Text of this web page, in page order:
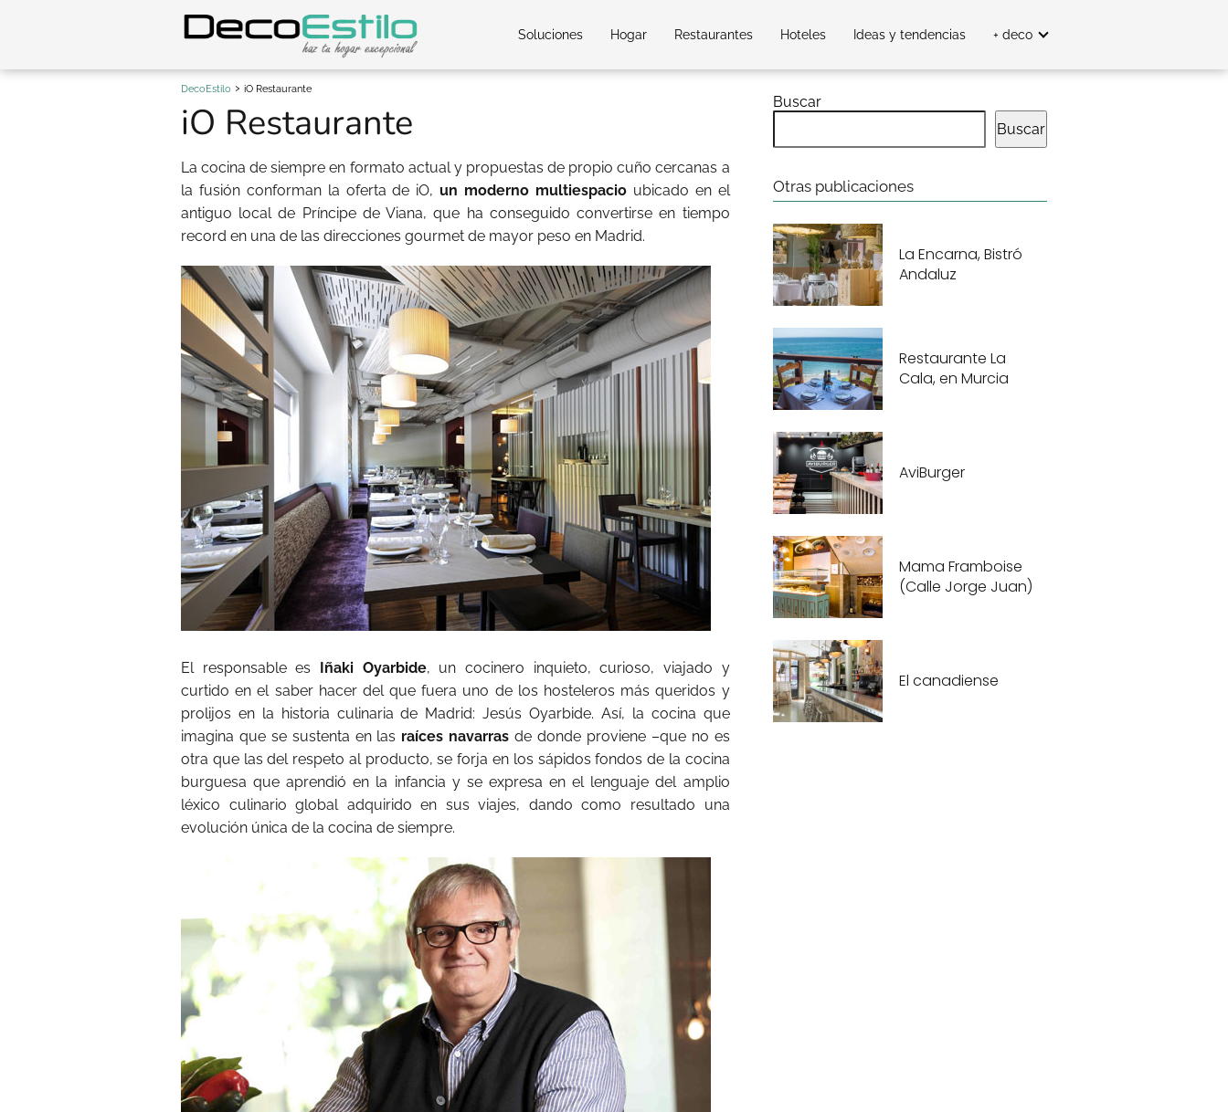
Soluciones Hogar Restaurantes Hoteles Ideas y tendencias + deco
DecoEstilo iO Restaurante
iO Restaurante
La cocina de siempre en formato actual y propuestas de propio cuño cercanas a
la fusión conforman la oferta de iO,un moderno multiespacioubicado en el
antiguo local de Príncipe de Viana, que ha conseguido convertirse en tiempo
record en una de las direcciones gourmet de mayor peso en Madrid.
El responsable es Iñaki Oyarbide, un cocinero inquieto, curioso, viajado y
curtido en el saber hacer del que fuera uno de los hosteleros más queridos y
prolijos en la historia culinaria de Madrid: Jesús Oyarbide. Así, la cocina que
imagina que se sustenta en las raíces navarras de donde proviene –que no es
otra que las del respeto al producto, se forja en los sápidos fondos de la cocina
burguesa que aprendió en la infancia y se expresa en el lenguaje del amplio
léxico culinario global adquirido en sus viajes, dando como resultado una
evolución única de la cocina de siempre.
Buscar
Buscar
Otras publicaciones
La Encarna, Bistró
Andaluz
Restaurante La
Cala, en Murcia
AviBurger
Mama Framboise
(Calle Jorge Juan)
El canadiense